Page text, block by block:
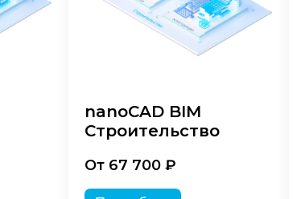
nanoCAD BIM
Строительство
От 67 700 ₽